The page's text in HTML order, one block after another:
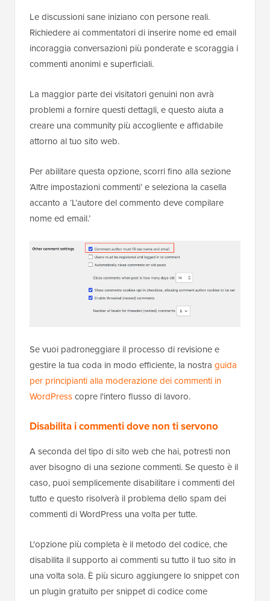
Le discussioni sane iniziano con persone reali.
Richiedere ai commentatori di inserire nome ed email
incoraggia conversazioni più ponderate e scoraggia i
commenti anonimi e superficiali.
La maggior parte dei visitatori genuini non avrà
problemi a fornire questi dettagli, e questo aiuta a
creare una community più accogliente e affidabile
attorno al tuo sito web.
Per abilitare questa opzione, scorri fino alla sezione
‘Altre impostazioni commenti’ e seleziona la casella
accanto a ‘L’autore del commento deve compilare
nome ed email.’
Se vuoi padroneggiare il processo di revisione e
gestire la tua coda in modo efficiente, la nostra guida
per principianti alla moderazione dei commenti in
WordPresscopre l'intero flusso di lavoro.
Disabilita i commenti dove non ti servono
A seconda del tipo di sito web che hai, potresti non
aver bisogno di una sezione commenti. Se questo è il
caso, puoi semplicemente disabilitare i commenti del
tutto e questo risolverà il problema dello spam dei
commenti di WordPress una volta per tutte.
L'opzione più completa è il metodo del codice, che
disabilita il supporto ai commenti su tutto il tuo sito in
una volta sola. È più sicuro aggiungere lo snippet con
un plugin gratuito per snippet di codice come